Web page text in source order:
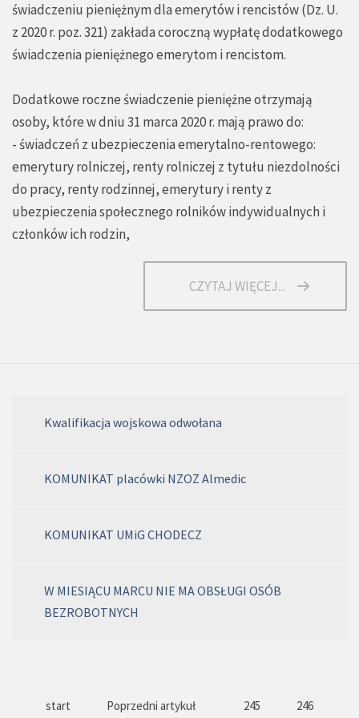
świadczeniu pieniężnym dla emerytów i rencistów (Dz. U.
z 2020 r. poz. 321) zakłada coroczną wypłatę dodatkowego
świadczenia pieniężnego emerytom i rencistom.
Dodatkowe roczne świadczenie pieniężne otrzymają
osoby, które w dniu 31 marca 2020 r. mają prawo do:
- świadczeń z ubezpieczenia emerytalno-rentowego:
emerytury rolniczej, renty rolniczej z tytułu niezdolności
do pracy, renty rodzinnej, emerytury i renty z
ubezpieczenia społecznego rolników indywidualnych i
członków ich rodzin,
CZYTAJ WIĘCEJ...
Kwalifikacja wojskowa odwołana
KOMUNIKAT placówki NZOZ Almedic
KOMUNIKAT UMiG CHODECZ
W MIESIĄCU MARCU NIE MA OBSŁUGI OSÓB
BEZROBOTNYCH
start Poprzedni artykuł 245 246